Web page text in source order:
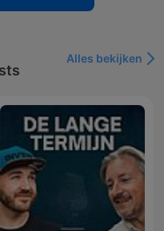
Alles bekijken